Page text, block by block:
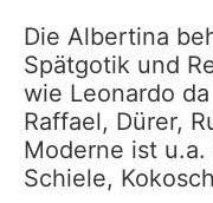
Die Albertina
Spätgotik und
wie Leonardo
Raffael, Dürer,
Moderne ist
Schiele,